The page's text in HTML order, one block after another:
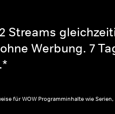
Streams
Werbung. 7
für WOW Programminhalte wie